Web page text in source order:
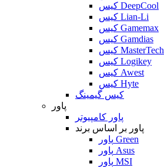
کیس DeepCool
کیس Lian-Li
کیس Gamemax
کیس Gamdias
کیس MasterTech
کیس Logikey
کیس Awest
کیس Hyte
کیس گیمینگ
پاور
پاور کامپیوتر
پاور بر اساس برند
پاور Green
پاور Asus
پاور MSI